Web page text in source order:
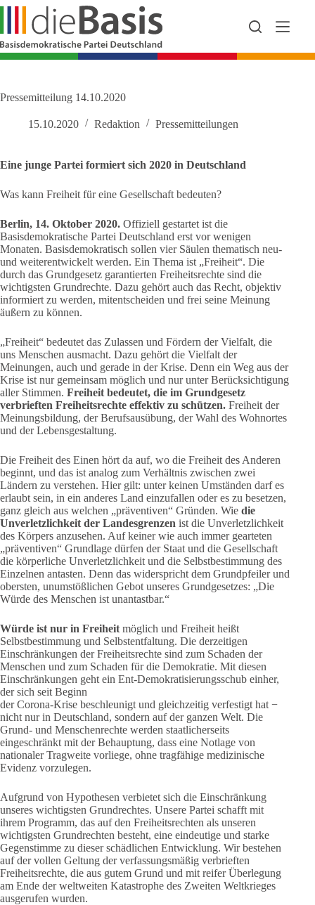
Zum
springen
Pressemitteilung 14.10.2020
15.10.2020 Redaktion Pressemitteilungen
Eine junge Partei formiert sich 2020 in Deutschland
Was kann Freiheit für eine Gesellschaft bedeuten?
Berlin, 14. Oktober 2020. Offiziell gestartet ist die
Basisdemokratische Partei Deutschland erst vor wenigen
Monaten. Basisdemokratisch sollen vier Säulen thematisch neu-
und weiterentwickelt werden. Ein Thema ist „Freiheit“. Die
durch das Grundgesetz garantierten Freiheitsrechte sind die
wichtigsten Grundrechte. Dazu gehört auch das Recht, objektiv
informiert zu werden, mitentscheiden und frei seine Meinung
äußern zu können.
„Freiheit“ bedeutet das Zulassen und Fördern der Vielfalt, die
uns Menschen ausmacht. Dazu gehört die Vielfalt der
Meinungen, auch und gerade in der Krise. Denn ein Weg aus der
Krise ist nur gemeinsam möglich und nur unter Berücksichtigung
aller Stimmen. Freiheit bedeutet, die im Grundgesetz
verbrieften Freiheitsrechte effektiv zu schützen. Freiheit der
Meinungsbildung, der Berufsausübung, der Wahl des Wohnortes
und der Lebensgestaltung.
Die Freiheit des Einen hört da auf, wo die Freiheit des Anderen
beginnt, und das ist analog zum Verhältnis zwischen zwei
Ländern zu verstehen. Hier gilt: unter keinen Umständen darf es
erlaubt sein, in ein anderes Land einzufallen oder es zu besetzen,
ganz gleich aus welchen „präventiven“ Gründen. Wie die
Unverletzlichkeit der Landesgrenzen ist die Unverletzlichkeit
des Körpers anzusehen. Auf keiner wie auch immer gearteten
„präventiven“ Grundlage dürfen der Staat und die Gesellschaft
die körperliche Unverletzlichkeit und die Selbstbestimmung des
Einzelnen antasten. Denn das widerspricht dem Grundpfeiler und
obersten, unumstößlichen Gebot unseres Grundgesetzes: „Die
Würde des Menschen ist unantastbar.“
Würde ist nur in Freiheit möglich und Freiheit heißt
Selbstbestimmung und Selbstentfaltung. Die derzeitigen
Einschränkungen der Freiheitsrechte sind zum Schaden der
Menschen und zum Schaden für die Demokratie. Mit diesen
Einschränkungen geht ein Ent-Demokratisierungsschub einher,
der sich seit Beginn
der Corona-Krise beschleunigt und gleichzeitig verfestigt hat −
nicht nur in Deutschland, sondern auf der ganzen Welt. Die
Grund- und Menschenrechte werden staatlicherseits
eingeschränkt mit der Behauptung, dass eine Notlage von
nationaler Tragweite vorliege, ohne tragfähige medizinische
Evidenz vorzulegen.
Aufgrund von Hypothesen verbietet sich die Einschränkung
unseres wichtigsten Grundrechtes. Unsere Partei schafft mit
ihrem Programm, das auf den Freiheitsrechten als unseren
wichtigsten Grundrechten besteht, eine eindeutige und starke
Gegenstimme zu dieser schädlichen Entwicklung. Wir bestehen
auf der vollen Geltung der verfassungsmäßig verbrieften
Freiheitsrechte, die aus gutem Grund und mit reifer Überlegung
am Ende der weltweiten Katastrophe des Zweiten Weltkrieges
ausgerufen wurden.